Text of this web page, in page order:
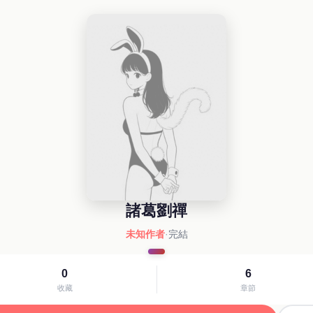
諸葛劉禪
未知作者·完結
0
收藏
6
章節